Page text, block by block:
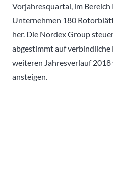
Vorjahresquartal, im
Unternehmen 180
her. Die Nordex Group
abgestimmt auf
weiteren Jahresverlauf
ansteigen.